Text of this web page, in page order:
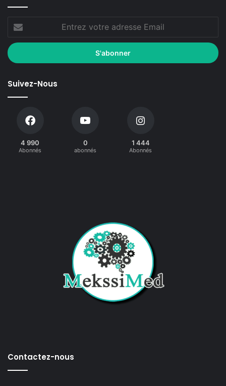
Suivez-Nous
4 990
Abonnés
0
abonnés
1 444
Abonnés
Contactez-nous